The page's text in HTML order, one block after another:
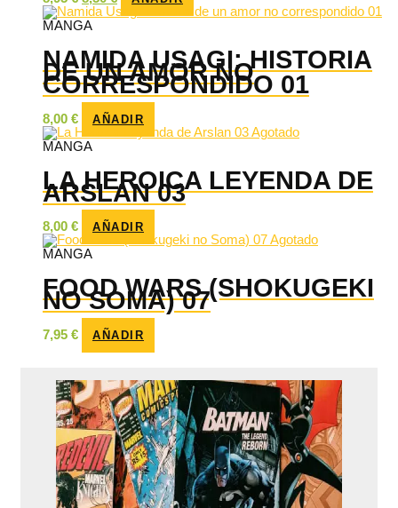
precio
original
era:
precio
actual
MANGA
NAMIDA USAGI: HISTORIA
DE UN AMOR NO
CORRESPONDIDO 01
8,00 € AÑADIR
Agotado
MANGA
LA HEROICA LEYENDA DE
ARSLAN 03
8,00 € AÑADIR
Agotado
MANGA
FOOD WARS (SHOKUGEKI
NO SOMA) 07
7,95 € AÑADIR